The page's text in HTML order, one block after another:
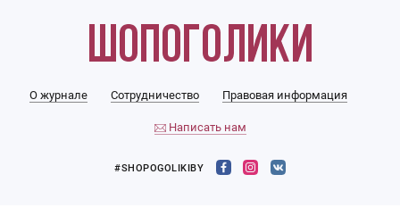
О журнале Сотрудничество Правовая информация
Написать нам
#SHOPOGOLIKIBY